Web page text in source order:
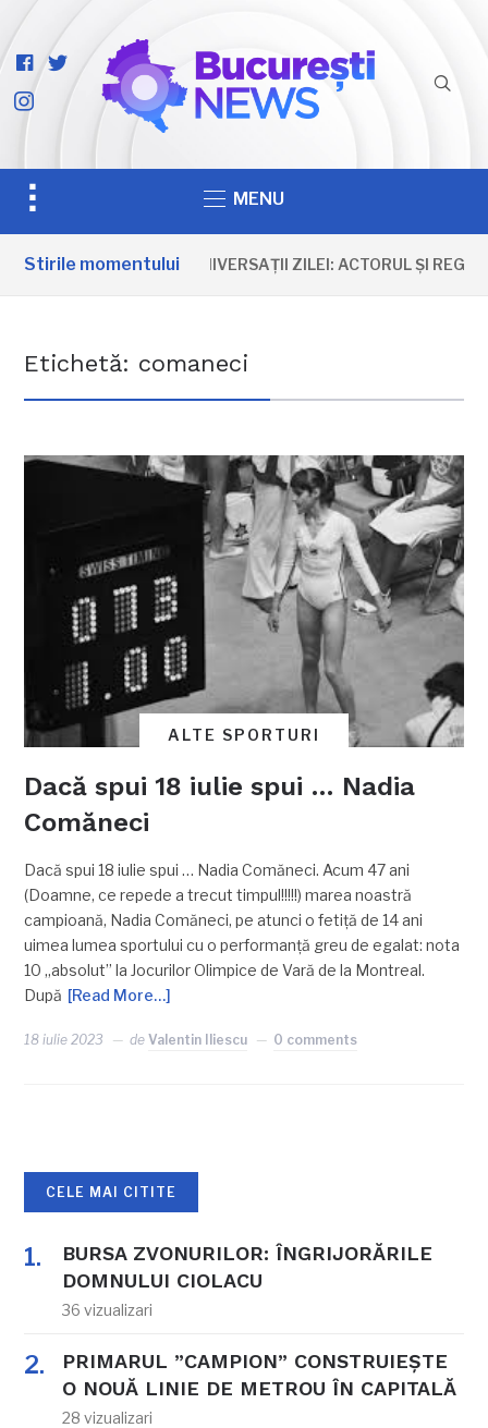
facebook-
official
twitter
instagram
Toggle
sidebar
&
MENU
Stirile momentuluiANIVERSAȚII ZILEI: ACTORUL ȘI
Etichetă: comaneci
ALTE SPORTURI
Dacă spui 18 iulie spui … Nadia
Comăneci
Dacă spui 18 iulie spui … Nadia Comăneci. Acum 47 ani
(Doamne, ce repede a trecut timpul!!!!!) marea noastră
campioană, Nadia Comăneci, pe atunci o fetiţă de 14 ani
uimea lumea sportului cu o performanţă greu de egalat: nota
10 „absolut” la Jocurilor Olimpice de Vară de la Montreal.
După [Read More…]
18 iulie 2023 deValentin Iliescu 0 comments
CELE MAI CITITE
BURSA ZVONURILOR: ÎNGRIJORĂRILE
DOMNULUI CIOLACU
36 vizualizari
PRIMARUL ”CAMPION” CONSTRUIEȘTE
O NOUĂ LINIE DE METROU ÎN CAPITALĂ
28 vizualizari